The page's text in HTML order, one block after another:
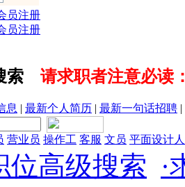
索 请求职者注意必读
息 | 最新个人简历 | 最新一句话招聘 |
营业员 操作工 客服 文员 平面设计
位高级搜索
·